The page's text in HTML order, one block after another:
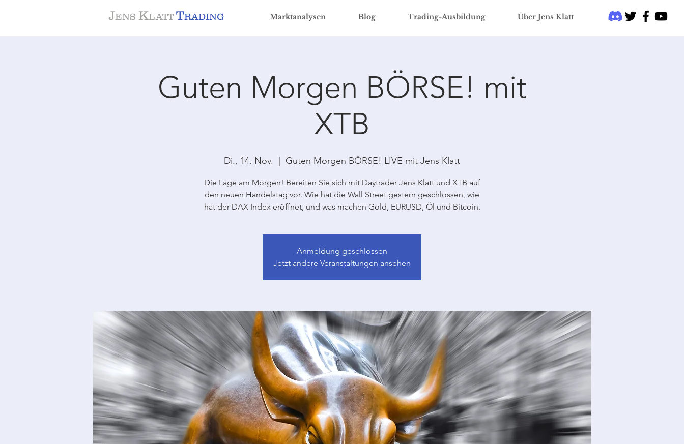
JENS KLATT TRADING Marktanalysen Blog Trading-Ausbildung Über Jens Klatt
Guten Morgen BÖRSE! mit
XTB
Di., 14. Nov. Guten Morgen BÖRSE! LIVE mit Jens Klatt
Die Lage am Morgen! Bereiten Sie sich mit Daytrader Jens Klatt und XTB auf
den neuen Handelstag vor. Wie hat die Wall Street gestern geschlossen, wie
hat der DAX Index eröffnet, und was machen Gold, EURUSD, Öl und Bitcoin.
Anmeldung geschlossen
Jetzt andere Veranstaltungen ansehen